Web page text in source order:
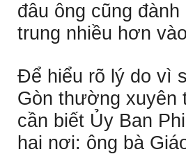
đâu ông cũng
trung nhiều hơn
Ðể hiểu rõ lý do vì
Gòn thường xuyên
cần biết Ủy Ban
hai nơi: ông bà